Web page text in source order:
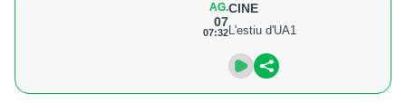
AG.
07
07:32
CINE
L'estiu d'UA1